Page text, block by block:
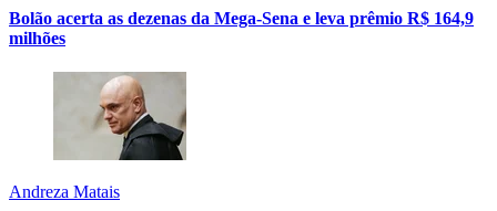
Bolão acerta as dezenas da Mega-Sena e leva prêmio R$ 164,9
milhões
Andreza Matais